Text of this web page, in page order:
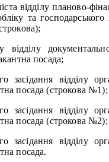
відділу планово-
та
відділу
посада;
засідання відділу
посада (строкова №1);
засідання відділу
посада (строкова №2);
засідання відділу
посада.